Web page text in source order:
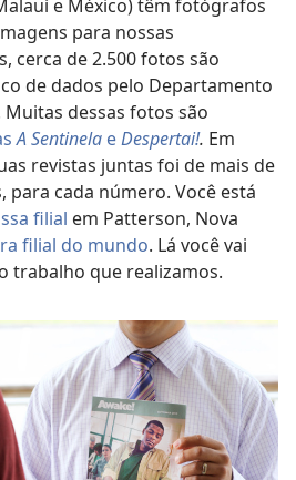
e México) têm fotógrafos
para nossas
cerca de 2.500 fotos são
de dados pelo Departamento
dessas fotos são
A Sentinela eDespertai!. Em
revistas juntas foi de mais de
para cada número. Você está
filial em Patterson, Nova
filial do mundo. Lá você vai
trabalho que realizamos.